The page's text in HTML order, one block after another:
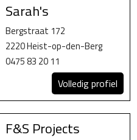
Sarah's
Bergstraat 172
2220 Heist-op-den-Berg
0475 83 20 11
Volledig profiel
F&S Projects